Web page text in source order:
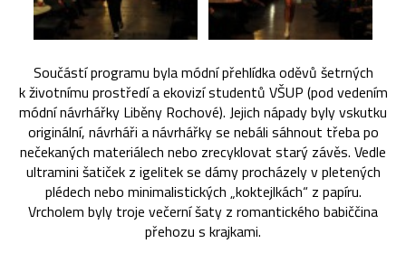
Součástí programu byla módní přehlídka oděvů šetrných
k životnímu prostředí a ekovizí studentů VŠUP (pod vedením
módní návrhářky Liběny Rochové). Jejich nápady byly vskutku
originální, návrháři a návrhářky se nebáli sáhnout třeba po
nečekaných materiálech nebo zrecyklovat starý závěs. Vedle
ultramini šatiček z igelitek se dámy procházely v pletených
plédech nebo minimalistických „koktejlkách“ z papíru.
Vrcholem byly troje večerní šaty z romantického babiččina
přehozu s krajkami.